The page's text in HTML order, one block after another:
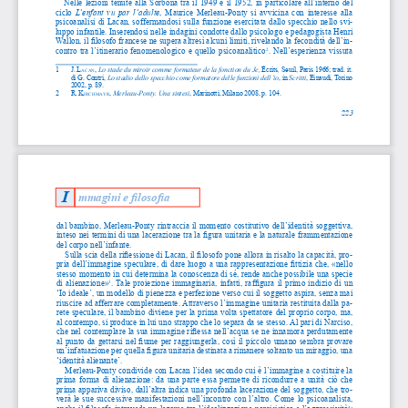
223
ciclo
  L’enfant  vu  par  l’adulte
,  Maurice  Merleau-Ponty  si  avvicina  con  interesse  alla
psicoanalisi di Lacan, soffermandosi sulla funzione esercitata dallo specchio nello svi-
luppo infantile. Inserendosi nelle indagini condotte dallo psicologo e pedagogista Henri
Wallon, il filosofo francese ne supera altresì alcuni limiti, rivelando la fecondità dell’in-
contro tra l’itinerario fenomenologico e quello psicoanalitico2 . Nell’esperienza vissuta
1 J. lacan , Lo stade du miroir comme formateur de la fonction du Je, Écrits , Seuil, Paris 1966; trad. it.
di G. Contri, Lo stadio dello specchio come formatore delle funzioni dell’io , in Scritti , Einaudi, Torino
2002, p. 89.
2
r. kircHMayr , Merleau-Ponty. Una sintesi , Marinotti, Milano 2008, p. 104.
I mmagini e filosofia
dal bambino, Merleau-Ponty rintraccia il momento costitutivo dell’identità soggettiva,
inteso nei termini di una lacerazione tra la figura unitaria e la naturale frammentazione
del corpo nell’infante.
Sulla scia della riflessione di Lacan, il filosofo pone allora in risalto la capacità, pro-
pria dell’immagine speculare, di dare luogo a una rappresentazione fittizia che, «nello
stesso momento in cui determina la conoscenza di sé, rende anche possibile una specie
di  alienazione»3
. Tale proiezione immaginaria, infatti, raffigura il primo indizio di un
‘Io ideale’, un modello di pienezza e perfezione verso cui il soggetto aspira, senza mai
riuscire ad afferrare completamente. Attraverso l’immagine unitaria restituita dalla pa-
rete speculare, il bambino diviene per la prima volta spettatore del proprio corpo, ma,
al contempo, si produce in lui uno strappo che lo separa da se stesso. Al pari di Narciso,
che nel contemplare la sua immagine riflessa nell’acqua se ne innamora perdutamente
al punto da gettarsi nel fiume per raggiungerla, così il piccolo umano sembra provare
un’infatuazione per quella figura unitaria destinata a rimanere soltanto un miraggio, una
‘identità alienante’.
Merleau-Ponty condivide con Lacan l’idea secondo cui è l’immagine a costituire la
prima forma di alienazione: da una parte essa permette di ricondurre a unità ciò che
prima appariva diviso, dall’altra indica una profonda lacerazione del soggetto, che tro-
verà le sue successive manifestazioni nell’incontro con l’altro. Come lo psicoanalista,
4